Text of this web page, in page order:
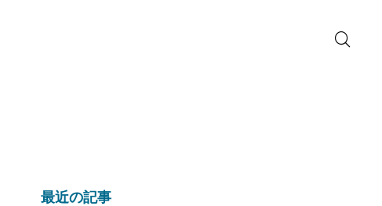
最近の記事